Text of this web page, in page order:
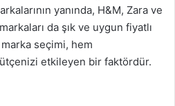
yanında, H&M, Zara ve
da şık ve uygun fiyatlı
seçimi, hem
etkileyen bir faktördür.